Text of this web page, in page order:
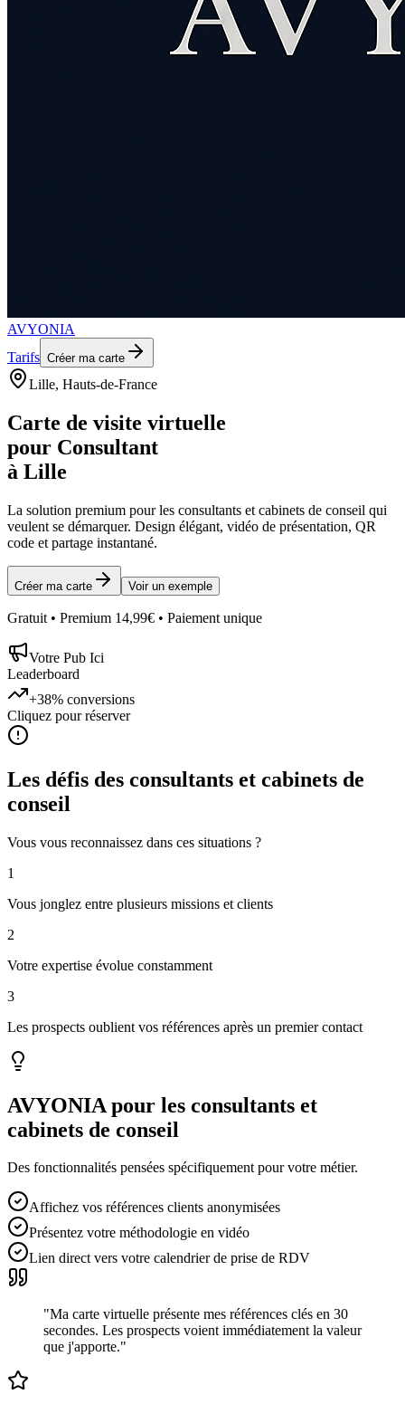
AVYONIA
Tarifs Créer ma carte
Lille, Hauts-de-France
Carte de visite virtuelle
pour Consultant
à Lille
La solution premium pour les consultants et cabinets de conseil qui
veulent se démarquer. Design élégant, vidéo de présentation, QR
code et partage instantané.
Créer ma carte Voir un exemple
Gratuit • Premium 14,99€ • Paiement unique
Votre Pub Ici
Leaderboard
+38% conversions
Cliquez pour réserver
Les défis des consultants et cabinets de
conseil
Vous vous reconnaissez dans ces situations ?
1
Vous jonglez entre plusieurs missions et clients
2
Votre expertise évolue constamment
3
Les prospects oublient vos références après un premier contact
AVYONIA pour les consultants et
cabinets de conseil
Des fonctionnalités pensées spécifiquement pour votre métier.
Affichez vos références clients anonymisées
Présentez votre méthodologie en vidéo
Lien direct vers votre calendrier de prise de RDV
"Ma carte virtuelle présente mes références clés en 30
secondes. Les prospects voient immédiatement la valeur
que j'apporte."